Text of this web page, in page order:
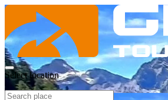
Select location